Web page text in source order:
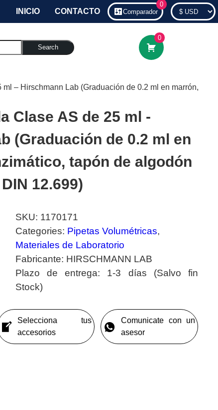
INICIO CONTACTO
0
Comparador
Search
0
– Hirschmann Lab (Graduación de 0.2 ml en marrón,
Clase AS de 25 ml -
(Graduación de 0.2 ml en
tapón de algodón
12.699)
SKU: 1170171
Categories: Pipetas Volumétricas,
Materiales de Laboratorio
Fabricante: HIRSCHMANN LAB
Plazo de entrega: 1-3 días (Salvo fin
Stock)
Selecciona tus
accesorios
Comunicate con un
asesor